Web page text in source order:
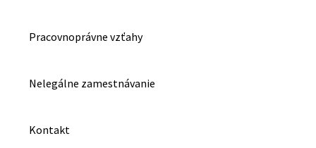
Pracovnoprávne vzťahy
Nelegálne zamestnávanie
Kontakt